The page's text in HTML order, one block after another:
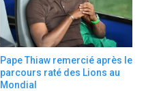
Pape Thiaw remercié après le
parcours raté des Lions au
Mondial